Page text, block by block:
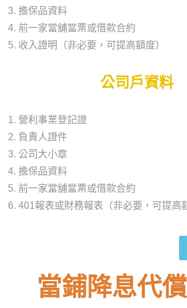
擔保品資料
前一家當舖當票或借款合約
收入證明（非必要，可提高額度）
公司戶資料
營利事業登記證
負責人證件
公司大小章
擔保品資料
前一家當舖當票或借款合約
401報表或財務報表（非必要，可提高
當鋪降息代